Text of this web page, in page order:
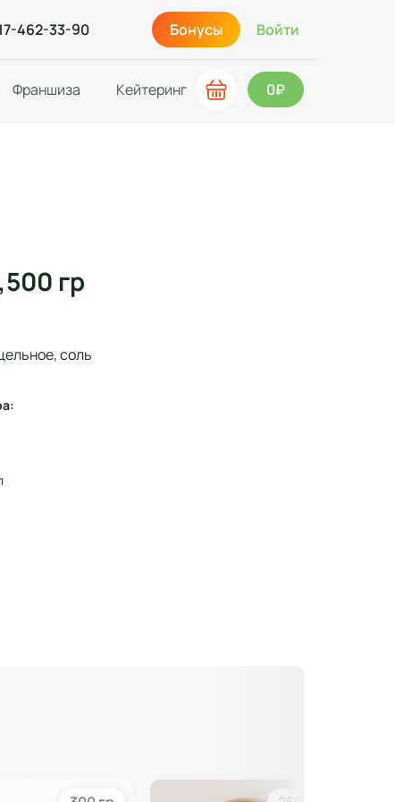
462-33-90 Бонусы Войти
Франшиза Кейтеринг 0₽
гр
соль